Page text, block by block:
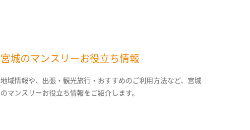
宮城のマンスリーお役立ち情報
地域情報や、出張・観光旅行・おすすめのご利用方法など、宮城
のマンスリーお役立ち情報をご紹介します。